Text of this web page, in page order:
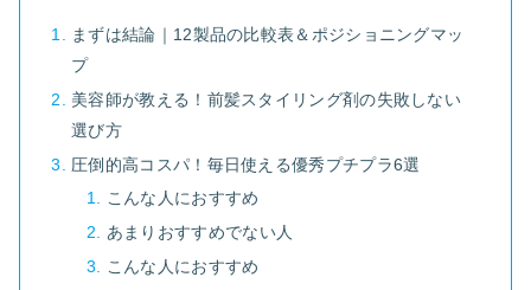
まずは結論｜12製品の比較表＆ポジショニングマッ
プ
美容師が教える！前髪スタイリング剤の失敗しない
選び方
圧倒的高コスパ！毎日使える優秀プチプラ6選
こんな人におすすめ
あまりおすすめでない人
こんな人におすすめ